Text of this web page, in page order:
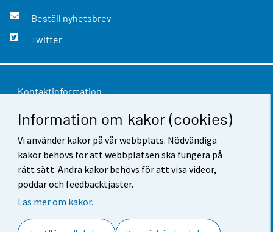
Information om kakor (cookies)
Vi använder kakor på vår webbplats. Nödvändiga
kakor behövs för att webbplatsen ska fungera på
rätt sätt. Andra kakor behövs för att visa videor,
poddar och feedbacktjäster.
Läs mer om kakor.
Beställ nyhetsbrev
Twitter
Kontaktinformation
Respons
Användarvillkor
Dataskydd
Tillgänglighet